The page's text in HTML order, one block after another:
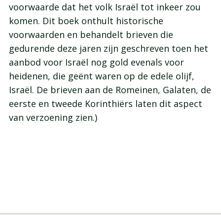
voorwaarde dat het volk Israël tot inkeer zou
komen. Dit boek onthult historische
voorwaarden en behandelt brieven die
gedurende deze jaren zijn geschreven toen het
aanbod voor Israël nog gold evenals voor
heidenen, die geënt waren op de edele olijf,
Israël. De brieven aan de Romeinen, Galaten, de
eerste en tweede Korinthiërs laten dit aspect
van verzoening zien.)